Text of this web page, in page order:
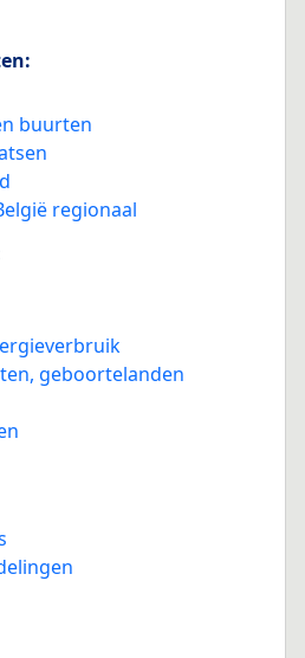
buurten
regionaal
geboortelanden